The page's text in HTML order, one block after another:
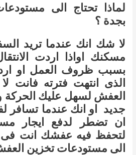
لماذا تحتاج الى
بجدة ؟
لا شك انك عندما تريد
مسكنك اواذا اردت
بسبب ظروف العمل او
الذى انتهت فترته فانت
العفش لسهل عليك
جديد او انك عندما تسافر
ان تضطر لدفع ايجار
لتحفظ فيه عفشك انت فى
الى مستودعات تخزين